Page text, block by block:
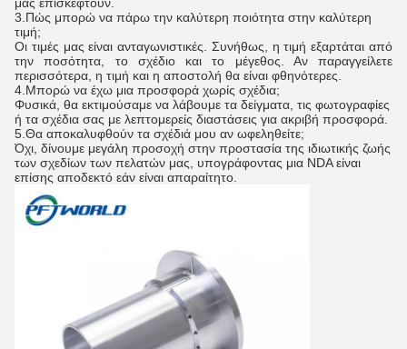
3. Πώς μπορώ να πάρω την καλύτερη ποιότητα στην καλύτερη
τιμή;
Οι τιμές μας είναι ανταγωνιστικές. Συνήθως, η τιμή εξαρτάται από
την ποσότητα, το σχέδιο και το μέγεθος. Αν παραγγείλετε
περισσότερα, η τιμή και η αποστολή θα είναι φθηνότερες.
4. Μπορώ να έχω μια προσφορά χωρίς σχέδια;
Φυσικά, θα εκτιμούσαμε να λάβουμε τα δείγματα, τις φωτογραφίες
ή τα σχέδια σας με λεπτομερείς διαστάσεις για ακριβή προσφορά.
5. Θα αποκαλυφθούν τα σχέδιά μου αν ωφεληθείτε;
Όχι, δίνουμε μεγάλη προσοχή στην προστασία της ιδιωτικής ζωής
των σχεδίων των πελατών μας, υπογράφοντας μια NDA είναι
επίσης αποδεκτό εάν είναι απαραίτητο.